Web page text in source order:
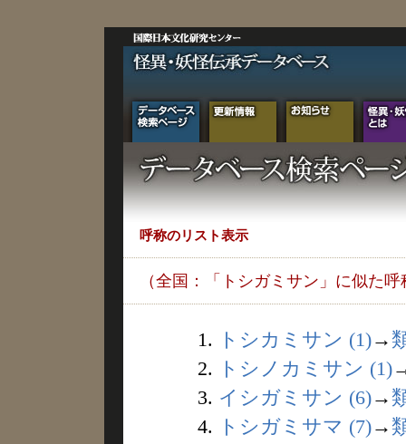
呼称のリスト表示
（全国：「トシガミサン」に似た呼
1. トシカミサン (1)→
2.
トシノカミサン (1)
3. イシガミサン (6)→
4.
トシガミサマ (7)→